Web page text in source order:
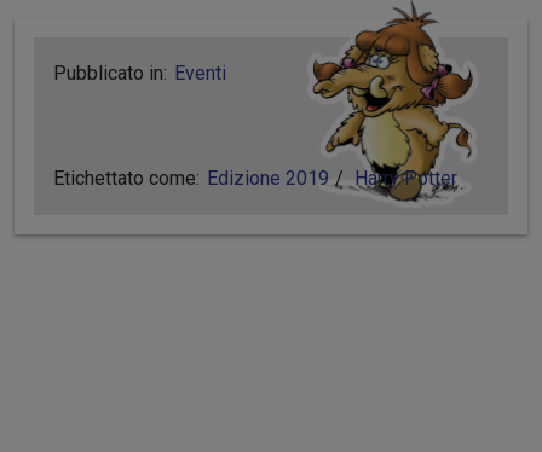
Pubblicato in: Eventi
Etichettato come: Edizione 2019 Harry Potter